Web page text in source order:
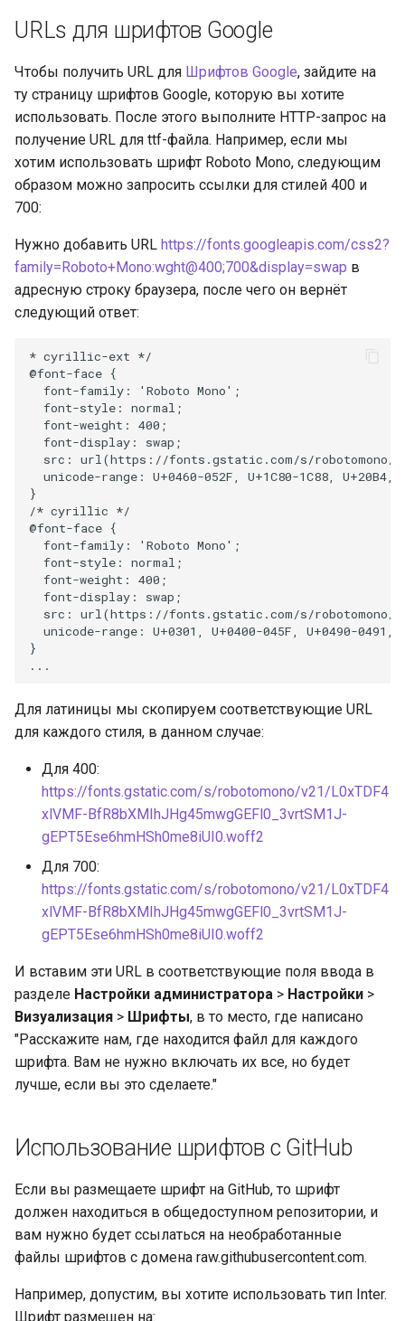
URLs для шрифтов Google
Чтобы получить URL для Шрифтов Google, зайдите на
ту страницу шрифтов Google, которую вы хотите
использовать. После этого выполните HTTP-запрос на
получение URL для ttf-файла. Например, если мы
хотим использовать шрифт Roboto Mono, следующим
образом можно запросить ссылки для стилей 400 и
700:
Нужно добавить URL https://fonts.googleapis.com/css2?
family=Roboto+Mono:wght@400;700&display=swap в
адресную строку браузера, после чего он вернёт
следующий ответ:
Для латиницы мы скопируем соответствующие URL
для каждого стиля, в данном случае:
Для 400:
https://fonts.gstatic.com/s/robotomono/v21/L0xTDF4
xlVMF-BfR8bXMIhJHg45mwgGEFl0_3vrtSM1J-
gEPT5Ese6hmHSh0me8iUI0.woff2
Для 700:
https://fonts.gstatic.com/s/robotomono/v21/L0xTDF4
xlVMF-BfR8bXMIhJHg45mwgGEFl0_3vrtSM1J-
gEPT5Ese6hmHSh0me8iUI0.woff2
И вставим эти URL в соответствующие поля ввода в
разделе Настройки администратора > Настройки >
Визуализация > Шрифты, в то место, где написано
"Расскажите нам, где находится файл для каждого
шрифта. Вам не нужно включать их все, но будет
лучше, если вы это сделаете."
Использование шрифтов с GitHub
Если вы размещаете шрифт на GitHub, то шрифт
должен находиться в общедоступном репозитории, и
вам нужно будет ссылаться на необработанные
файлы шрифтов с домена raw.githubusercontent.com.
Например, допустим, вы хотите использовать тип Inter.
Шрифт размещен на: